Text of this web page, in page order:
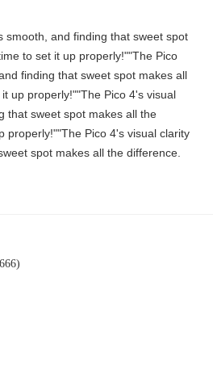
smooth, and finding that sweet spot
to set it up properly!""The Pico
finding that sweet spot makes all
up properly!""The Pico 4's visual
that sweet spot makes all the
properly!""The Pico 4's visual clarity
spot makes all the difference.